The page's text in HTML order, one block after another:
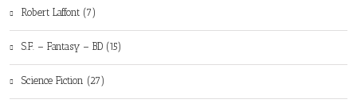
Robert Laffont (7)
S.F. – Fantasy – BD (15)
Science Fiction (27)